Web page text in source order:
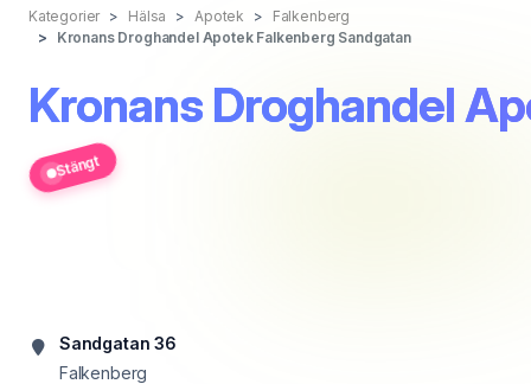
Kategorier Hälsa Apotek
Falkenberg
Kronans Droghandel Apotek Falkenberg Sandgatan
Kronans Droghandel
Stängt
Sandgatan 36
Falkenberg